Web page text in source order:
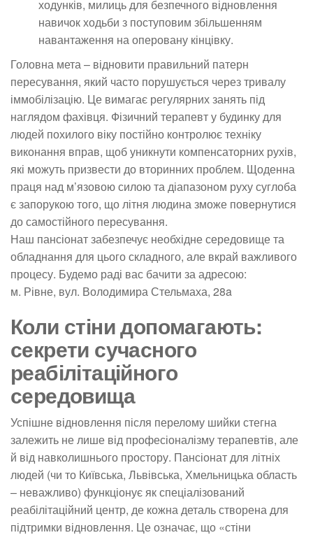
ходунків, милиць для безпечного відновлення
навичок ходьби з поступовим збільшенням
навантаження на оперовану кінцівку.
Головна мета – відновити правильний патерн
пересування, який часто порушується через тривалу
іммобілізацію. Це вимагає регулярних занять під
наглядом фахівця. Фізичний терапевт у будинку для
людей похилого віку постійно контролює техніку
виконання вправ, щоб уникнути компенсаторних рухів,
які можуть призвести до вторинних проблем. Щоденна
праця над м’язовою силою та діапазоном руху суглоба
є запорукою того, що літня людина зможе повернутися
до самостійного пересування.
Наш пансіонат забезпечує необхідне середовище та
обладнання для цього складного, але вкрай важливого
процесу. Будемо раді вас бачити за адресою:
м. Рівне, вул. Володимира Стельмаха, 28a
Коли стіни допомагають:
секрети сучасного
реабілітаційного
середовища
Успішне відновлення після перелому шийки стегна
залежить не лише від професіоналізму терапевтів, але
й від навколишнього простору. Пансіонат для літніх
людей (чи то Київська, Львівська, Хмельницька область
– неважливо) функціонує як спеціалізований
реабілітаційний центр, де кожна деталь створена для
підтримки відновлення. Це означає, що «стіни